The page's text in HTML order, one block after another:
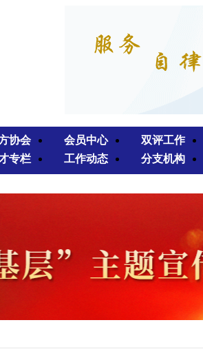
协会 会员中心 双评工作
专栏 工作动态 分支机构